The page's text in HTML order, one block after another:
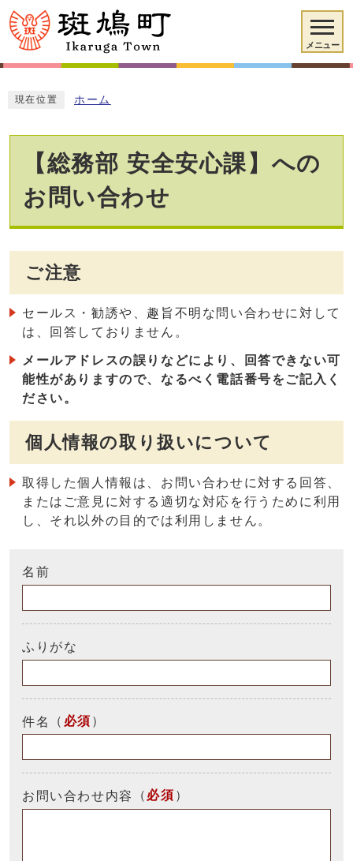
メニュー
現在位置 ホーム
【総務部 安全安心課】への
お問い合わせ
ご注意
セールス・勧誘や、趣旨不明な問い合わせに対して
は、回答しておりません。
メールアドレスの誤りなどにより、回答できない可
能性がありますので、なるべく電話番号をご記入く
ださい。
個人情報の取り扱いについて
取得した個人情報は、お問い合わせに対する回答、
またはご意見に対する適切な対応を行うために利用
し、それ以外の目的では利用しません。
名前
ふりがな
件名 （ 必須 ）
お問い合わせ内容 （ 必須 ）